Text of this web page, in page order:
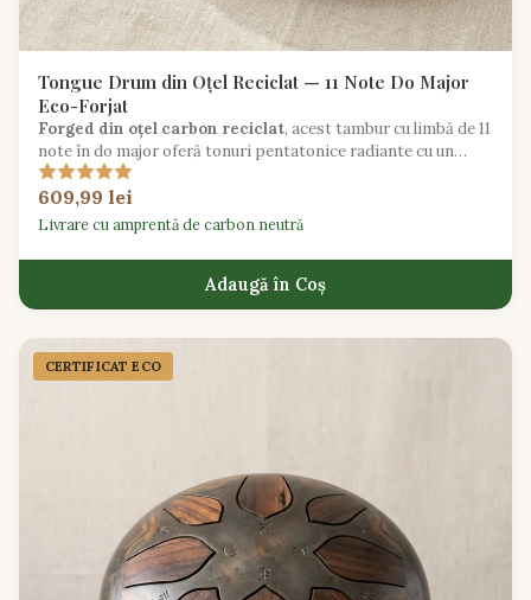
Tongue Drum din Oțel Reciclat — 11 Note Do Major
Eco-Forjat
Forged din oțel carbon reciclat, acest tambur cu limbă de 11
note în do major oferă tonuri pentatonice radiante cu un
impact ecologic redus.
609,99 lei
Livrare cu amprentă de carbon neutră
Adaugă în Coș
CERTIFICAT ECO